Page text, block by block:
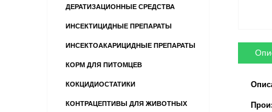
ДЕРАТИЗАЦИОННЫЕ СРЕДСТВА
ИНСЕКТИЦИДНЫЕ ПРЕПАРАТЫ
ИНСЕКТОАКАРИЦИДНЫЕ ПРЕПАРАТЫ
КОРМ ДЛЯ ПИТОМЦЕВ
КОКЦИДИОСТАТИКИ
КОНТРАЦЕПТИВЫ ДЛЯ ЖИВОТНЫХ